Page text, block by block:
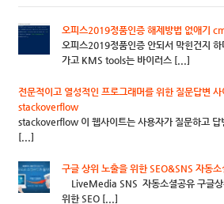
오피스2019정품인증 해제방법 없애기
오피스2019정품인증 안되서 막힌건지
가고 KMS tools는 바이러스 [...]
전문적이고 열성적인 프로그래머를 위한 질문답변
stackoverflow
stackoverflow 이 웹사이트는 사용자가 질문하고 답
[...]
구글 상위 노출을 위한 SEO&SNS 자동소
LiveMedia SNS 자동소셜공유 구글상
위한 SEO [...]